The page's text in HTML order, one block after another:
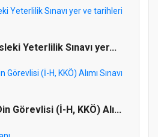
Temel Dini Bilgiler Sınavı
Yeterlilik Sınavı yer...
Görevlisi (İ-H, KKÖ) Alı...